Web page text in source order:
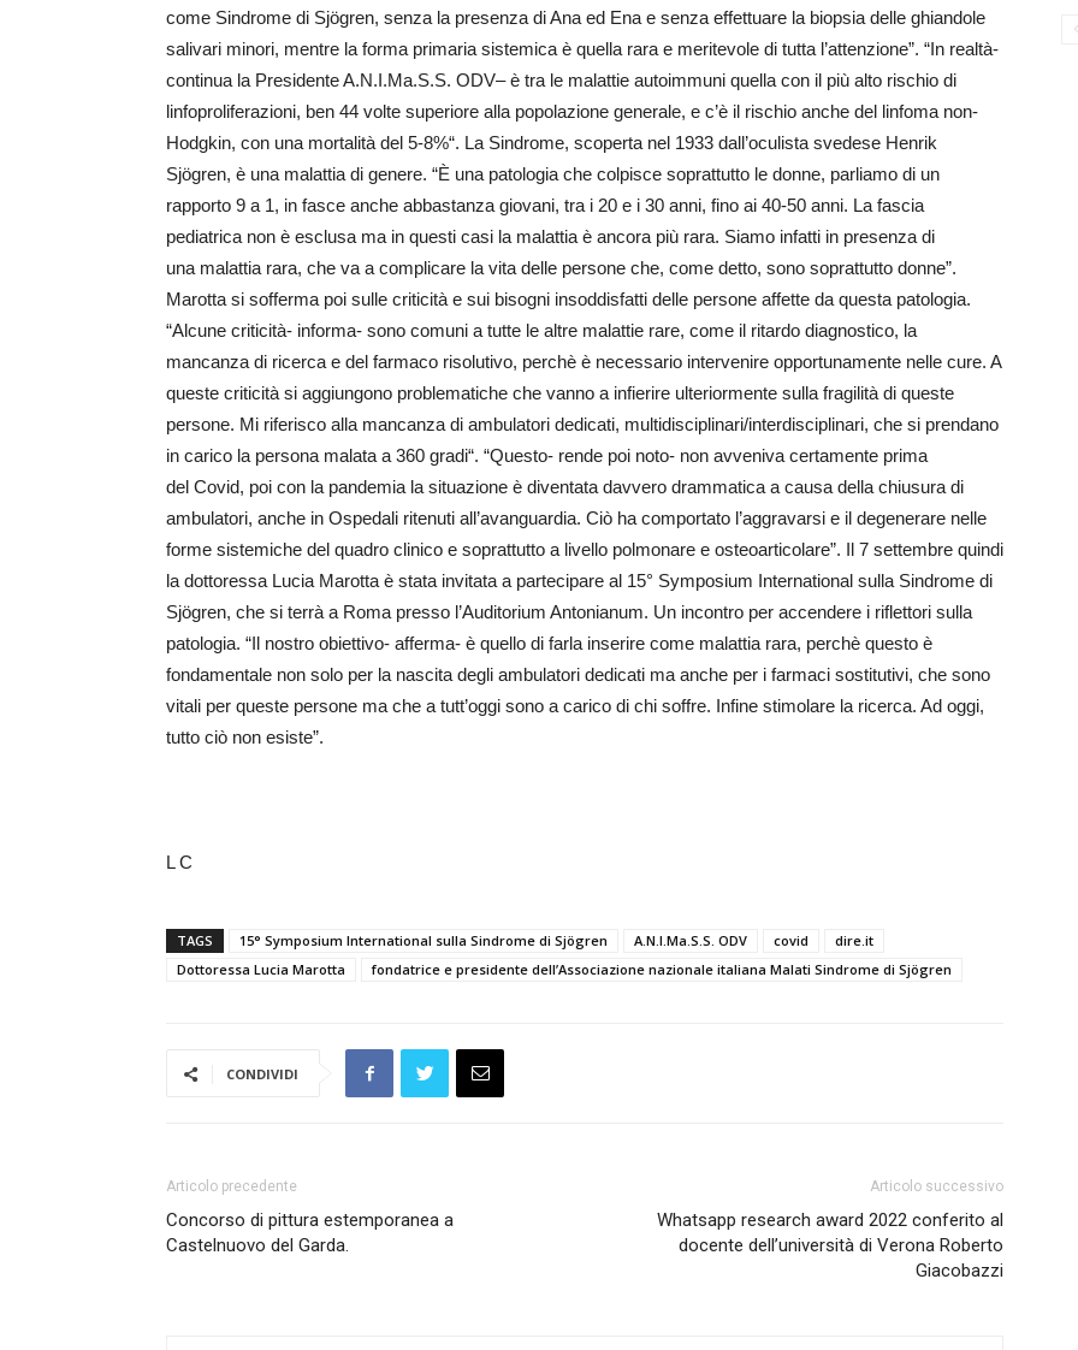
come Sindrome di Sjögren, senza la presenza di Ana ed Ena e senza effettuare la biopsia delle ghiandole
salivari minori, mentre la forma primaria sistemica è quella rara e meritevole di tutta l’attenzione”. “In realtà-
continua la Presidente A.N.I.Ma.S.S. ODV– è tra le malattie autoimmuni quella con il più alto rischio di
linfoproliferazioni, ben 44 volte superiore alla popolazione generale, e c’è il rischio anche del linfoma non-
Hodgkin, con una mortalità del 5-8%“. La Sindrome, scoperta nel 1933 dall’oculista svedese Henrik
Sjögren, è una malattia di genere. “È una patologia che colpisce soprattutto le donne, parliamo di un
rapporto 9 a 1, in fasce anche abbastanza giovani, tra i 20 e i 30 anni, fino ai 40-50 anni. La fascia
pediatrica non è esclusa ma in questi casi la malattia è ancora più rara. Siamo infatti in presenza di
una malattia rara, che va a complicare la vita delle persone che, come detto, sono soprattutto donne”.
Marotta si sofferma poi sulle criticità e sui bisogni insoddisfatti delle persone affette da questa patologia.
“Alcune criticità- informa- sono comuni a tutte le altre malattie rare, come il ritardo diagnostico, la
mancanza di ricerca e del farmaco risolutivo, perchè è necessario intervenire opportunamente nelle cure. A
queste criticità si aggiungono problematiche che vanno a infierire ulteriormente sulla fragilità di queste
persone. Mi riferisco alla mancanza di ambulatori dedicati, multidisciplinari/interdisciplinari, che si prendano
in carico la persona malata a 360 gradi“. “Questo- rende poi noto- non avveniva certamente prima
del Covid, poi con la pandemia la situazione è diventata davvero drammatica a causa della chiusura di
ambulatori, anche in Ospedali ritenuti all’avanguardia. Ciò ha comportato l’aggravarsi e il degenerare nelle
forme sistemiche del quadro clinico e soprattutto a livello polmonare e osteoarticolare”. Il 7 settembre quindi
la dottoressa Lucia Marotta è stata invitata a partecipare al 15° Symposium International sulla Sindrome di
Sjögren, che si terrà a Roma presso l’Auditorium Antonianum. Un incontro per accendere i riflettori sulla
patologia. “Il nostro obiettivo- afferma- è quello di farla inserire come malattia rara, perchè questo è
fondamentale non solo per la nascita degli ambulatori dedicati ma anche per i farmaci sostitutivi, che sono
vitali per queste persone ma che a tutt’oggi sono a carico di chi soffre. Infine stimolare la ricerca. Ad oggi,
tutto ciò non esiste”.
L C
TAGS 15° Symposium International sulla Sindrome di Sjögren A.N.I.Ma.S.S. ODV covid
dire.it
Dottoressa Lucia Marotta
fondatrice e presidente dell’Associazione nazionale italiana Malati Sindrome di Sjögren
CONDIVIDI
Articolo precedente
Concorso di pittura estemporanea a
Castelnuovo del Garda.
Articolo successivo
Whatsapp research award 2022 conferito al
docente dell’università di Verona Roberto
Giacobazzi